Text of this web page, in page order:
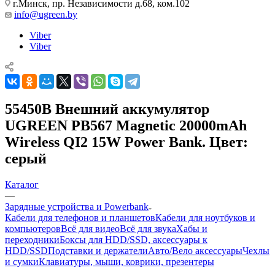
г.Минск, пр. Независимости д.68, ком.102
info@ugreen.by
Viber
Viber
55450B Внешний аккумулятор
UGREEN PB567 Magnetic 20000mAh
Wireless QI2 15W Power Bank. Цвет:
серый
Каталог
—
Зарядные устройства и Powerbank
Кабели для телефонов и планшетовКабели для ноутбуков и
компьютеровВсё для видеоВсё для звукаХабы и
переходникиБоксы для HDD/SSD, аксессуары к
HDD/SSDПодставки и держателиАвто/Вело аксессуарыЧехлы
и сумкиКлавиатуры, мыши, коврики, презентеры